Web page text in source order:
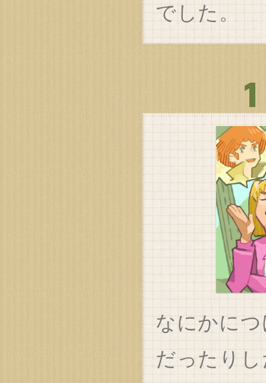
でした。
なにかに
だったり